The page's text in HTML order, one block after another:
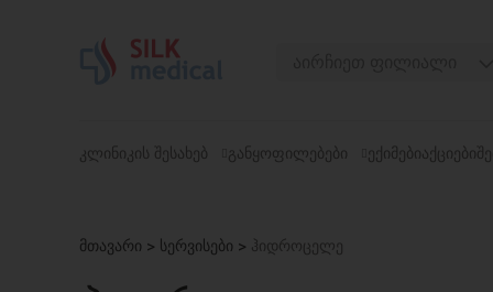
ბათუმი, ასათიანი
ᲙᲚᲘᲜᲘᲙᲘᲡ ᲨᲔᲡᲐᲮᲔᲑ ᲒᲐᲜᲧᲝᲤᲘᲚᲔᲑᲔᲑᲘ ᲔᲥᲘᲛᲔᲑᲘᲐᲥᲪᲘᲔᲑᲘ
მთავარი > სერვისები > ჰიდროცელე